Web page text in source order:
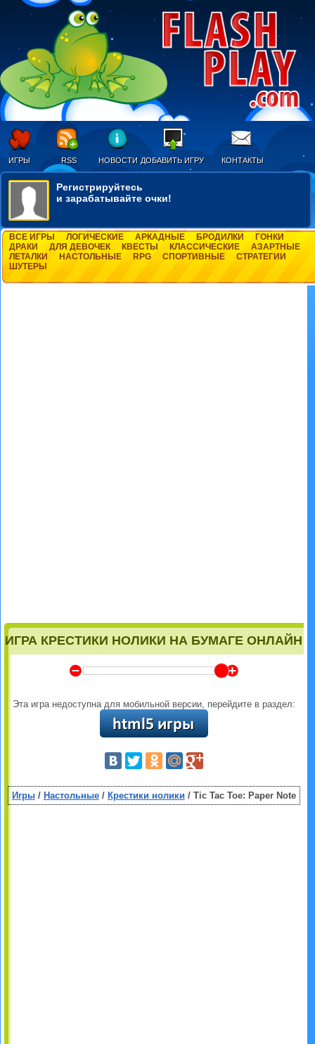
ИГРЫ RSS НОВОСТИ ДОБАВИТЬ ИГРУ КОНТАКТЫ
Регистрируйтесь
и зарабатывайте очки!
ВСЕ ИГРЫ ЛОГИЧЕСКИЕ АРКАДНЫЕ БРОДИЛКИ
ГОНКИ
ДРАКИ
ДЛЯ ДЕВОЧЕК КВЕСТЫ КЛАССИЧЕСКИЕ
АЗАРТНЫЕ
ЛЕТАЛКИ
НАСТОЛЬНЫЕ RPG СПОРТИВНЫЕ
СТРАТЕГИИ
ШУТЕРЫ
ИГРА КРЕСТИКИ НОЛИКИ НА БУМАГЕ ОНЛАЙН
Y Z
Эта игра недоступна для мобильной версии, перейдите в раздел:
Игры/ Настольные/ Крестики нолики / Tic Tac Toe: Paper Note